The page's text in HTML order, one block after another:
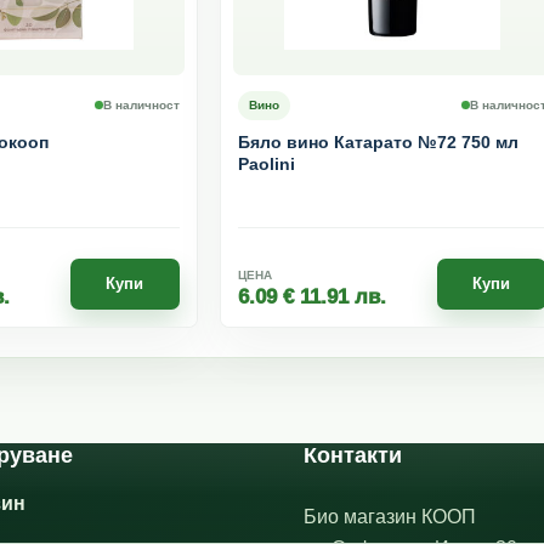
В наличност
Купи
Вино В
Бяло вино Катарато №72 750 мл
Paolini
ЦЕНА
6.09 € 11.91 лв.
Купи
Контакти
Био магазин КООП